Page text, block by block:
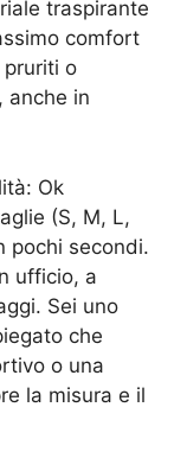
traspirante
comfort
o
anche in
Ok
(S, M, L,
pochi secondi.
ufficio, a
Sei uno
che
o una
la misura e il